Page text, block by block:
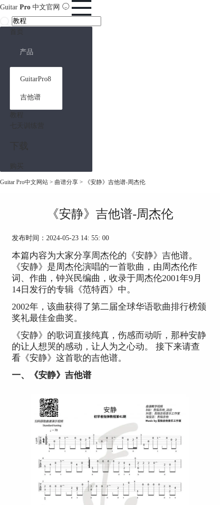
Guitar Pro 中文官网
产品
GuitarPro8
吉他谱
Guitar Pro中文网站 > 曲谱分享 > 《安静》吉他谱-周杰伦
《安静》吉他谱-周杰伦
发布时间：2024-05-23 14: 55: 00
本篇内容为大家分享周杰伦的《安静》吉他谱。
《安静》是周杰伦演唱的一首歌曲，由周杰伦作
词、作曲，钟兴民编曲，收录于周杰伦2001年9月
14日发行的专辑《范特西》中。
2002年，该曲获得了第二届全球华语歌曲排行榜颁
奖礼最佳金曲奖。
《安静》的歌词直接纯真，伤感而动听，那种安静
的让人想哭的感动，让人为之心动。 接下来请查
看《安静》这首歌的吉他谱。
一、《安静》吉他谱